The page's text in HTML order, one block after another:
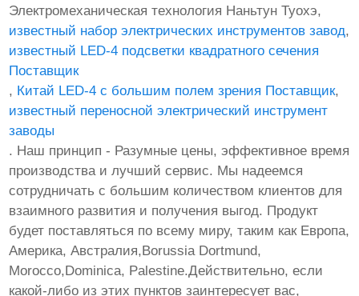
Электромеханическая технология Наньтун Туохэ,
известный набор электрических инструментов завод,
известный LED-4 подсветки квадратного сечения
Поставщик
, Китай LED-4 с большим полем зрения Поставщик,
известный переносной электрический инструмент
заводы
. Наш принцип - Разумные цены, эффективное время
производства и лучший сервис. Мы надеемся
сотрудничать с большим количеством клиентов для
взаимного развития и получения выгод. Продукт
будет поставляться по всему миру, таким как Европа,
Америка, Австралия,Borussia Dortmund,
Morocco,Dominica, Palestine.Действительно, если
какой-либо из этих пунктов заинтересует вас,